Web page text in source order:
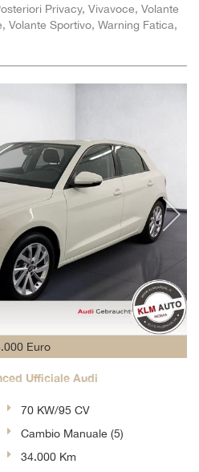
Privacy, Vivavoce, Volante
Volante Sportivo, Warning Fatica,
Euro
Ufficiale Audi
70 KW/95 CV
Cambio Manuale (5)
34.000 Km